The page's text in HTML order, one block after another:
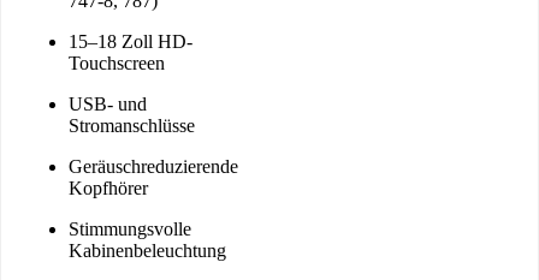
15–18 Zoll HD-
Touchscreen
USB- und
Stromanschlüsse
Geräuschreduzierende
Kopfhörer
Stimmungsvolle
Kabinenbeleuchtung